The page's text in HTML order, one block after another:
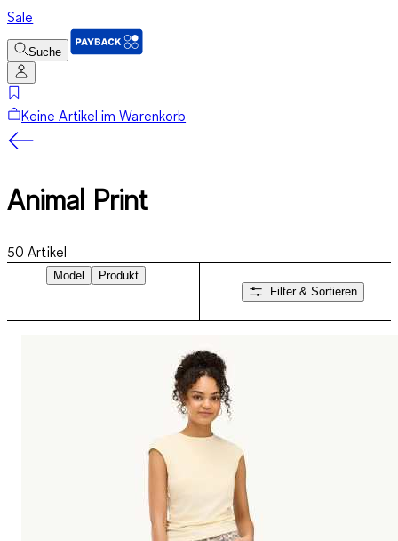
Sale
Suche
Keine Artikel im Warenkorb
Animal Print
50 Artikel
Model
Produkt
Filter & Sortieren